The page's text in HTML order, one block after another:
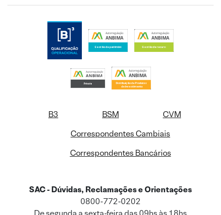
B3 BSM
CVM
Correspondentes Cambiais
Correspondentes Bancários
SAC - Dúvidas, Reclamações e Orientações
0800-772-0202